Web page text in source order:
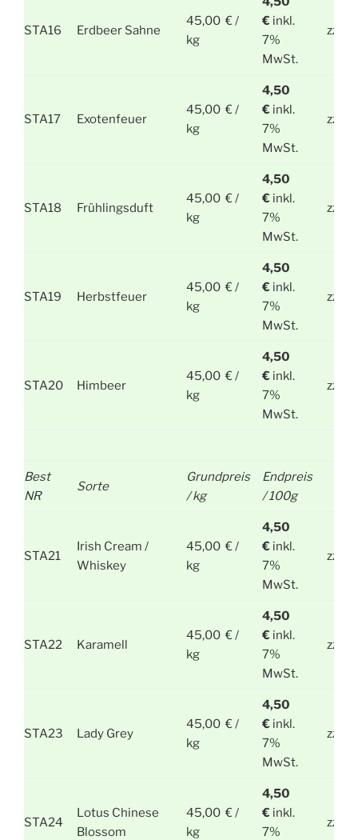
STA16 Erdbeer Sahne
45,00 € /
kg
€ inkl.
7%
MwSt.
zzgl.
STA17 Exotenfeuer
45,00 € /
kg
4,50
€ inkl.
7%
MwSt.
zzgl.
STA18 Frühlingsduft
45,00 € /
kg
4,50
€ inkl.
7%
MwSt.
zzgl.
STA19 Herbstfeuer
45,00 € /
kg
4,50
€ inkl.
7%
MwSt.
zzgl.
STA20 Himbeer
45,00 € /
kg
4,50
€ inkl.
7%
MwSt.
zzgl.
Best
NR
Sorte
Grundpreis
/ kg
Endpreis
/ 100g
STA21
Irish Cream /
Whiskey
45,00 € /
kg
4,50
€ inkl.
7%
MwSt.
zzgl.
STA22 Karamell
45,00 € /
kg
4,50
€ inkl.
7%
MwSt.
zzgl.
STA23 Lady Grey
45,00 € /
kg
4,50
€ inkl.
7%
MwSt.
zzgl.
STA24
Lotus Chinese
Blossom
45,00 € /
kg
4,50
€ inkl.
7%
zzgl.